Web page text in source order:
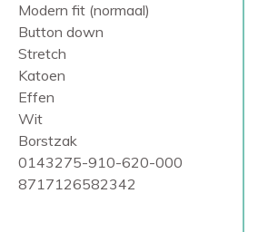
Modern fit (normaal)
Button down
Stretch
Katoen
Effen
Wit
Borstzak
0143275-910-620-000
8717126582342